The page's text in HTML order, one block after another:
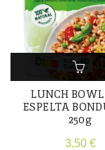
LUNCH
ESPELTA
250g
3,50 €